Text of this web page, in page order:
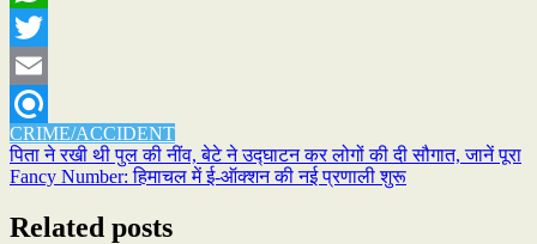
WhatsApp
Twitter
Email
Refind
CRIME/ACCIDENT
Post
navigation
पिता ने रखी थी पुल की नींव, बेटे ने उद्घाटन कर लोगों की दी सौगात, जानें पूरा
Fancy Number: हिमाचल में ई-ऑक्शन की नई प्रणाली शुरू
Related posts